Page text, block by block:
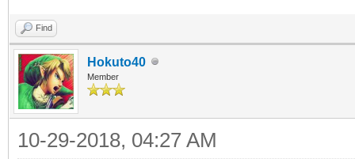
Find
Hokuto40
Member
10-29-2018, 04:27 AM